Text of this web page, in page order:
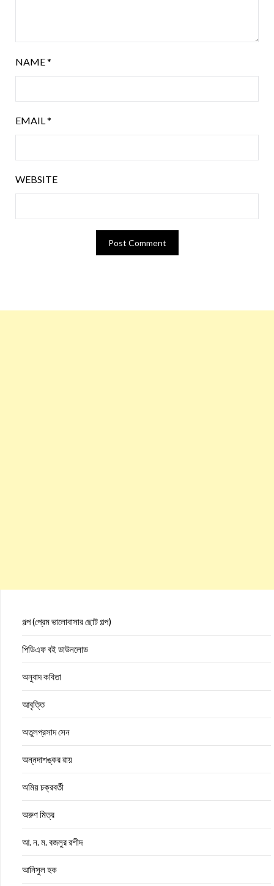
NAME*
EMAIL*
WEBSITE
গল্প (প্রেম ভালোবাসার ছোট গল্প)
পিডিএফ বই ডাউনলোড
অনুবাদ কবিতা
আবৃত্তি
অতুলপ্রসাদ সেন
অন্নদাশঙ্কর রায়
অমিয় চক্রবর্তী
অরুণ মিত্র
আ. ন. ম. বজলুর রশীদ
আনিসুল হক